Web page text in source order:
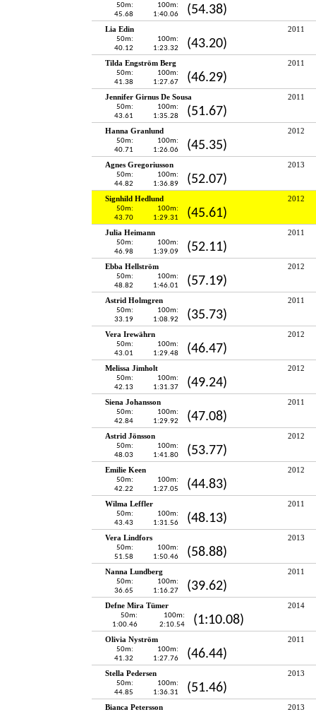
50m:
45.68
100m:
1:40.06
(54.38)
Lia Edin 2011
50m:
40.12
100m:
1:23.32
(43.20)
Tilda Engström Berg 2011
50m:
41.38
100m:
1:27.67
(46.29)
Jennifer Girnus De Sousa 2011
50m:
43.61
100m:
1:35.28
(51.67)
Hanna Granlund 2012
50m:
40.71
100m:
1:26.06
(45.35)
Agnes Gregoriusson 2013
50m:
44.82
100m:
1:36.89
(52.07)
Signhild Hedlund 2012
50m:
43.70
100m:
1:29.31
(45.61)
Julia Heimann 2011
50m:
46.98
100m:
1:39.09
(52.11)
Ebba Hellström 2012
50m:
48.82
100m:
1:46.01
(57.19)
Astrid Holmgren 2011
50m:
33.19
100m:
1:08.92
(35.73)
Vera Irewährn 2012
50m:
43.01
100m:
1:29.48
(46.47)
Melissa Jimholt 2012
50m:
42.13
100m:
1:31.37
(49.24)
Siena Johansson 2011
50m:
42.84
100m:
1:29.92
(47.08)
Astrid Jönsson 2012
50m:
48.03
100m:
1:41.80
(53.77)
Emilie Keen 2012
50m:
42.22
100m:
1:27.05
(44.83)
Wilma Leffler 2011
50m:
43.43
100m:
1:31.56
(48.13)
Vera Lindfors 2013
50m:
51.58
100m:
1:50.46
(58.88)
Nanna Lundberg 2011
50m:
36.65
100m:
1:16.27
(39.62)
Defne Mira Tümer 2014
50m:
1:00.46
100m:
2:10.54
(1:10.08)
Olivia Nyström 2011
50m:
41.32
100m:
1:27.76
(46.44)
Stella Pedersen 2013
50m:
44.85
100m:
1:36.31
(51.46)
Bianca Petersson 2013